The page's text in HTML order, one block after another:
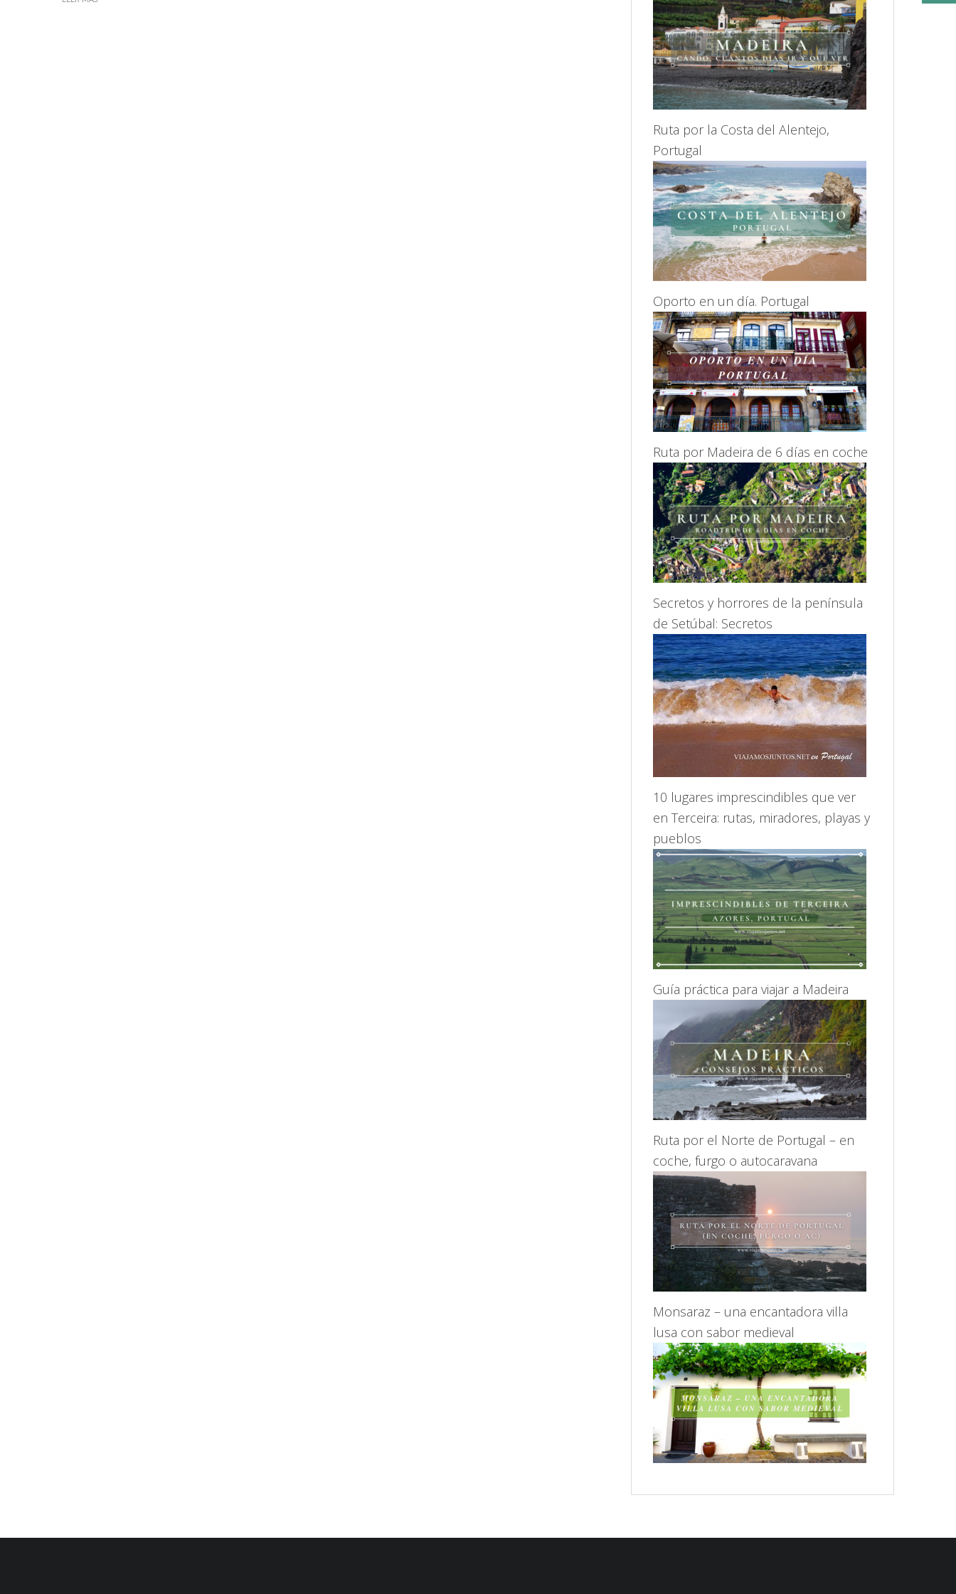
Ruta por la Costa del Alentejo,
Portugal
Oporto en un día. Portugal
Ruta por Madeira de 6 días en coche
Secretos y horrores de la península
de Setúbal: Secretos
10 lugares imprescindibles que ver
en Terceira: rutas, miradores, playas y
pueblos
Guía práctica para viajar a Madeira
Ruta por el Norte de Portugal – en
coche, furgo o autocaravana
Monsaraz – una encantadora villa
lusa con sabor medieval